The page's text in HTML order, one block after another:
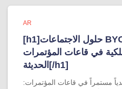
AR
[h1]حلول الاجتماعات BYOD: تمكين العروض
في قاعات المؤتمرات
الحديثة[/h1]
مستمراً في قاعات المؤتمرات: